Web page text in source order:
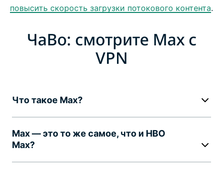
повысить скорость загрузки потокового контента.
ЧаВо: смотрите Max с
VPN
Что такое Max?
Max — это то же самое, что и HBO
Max?